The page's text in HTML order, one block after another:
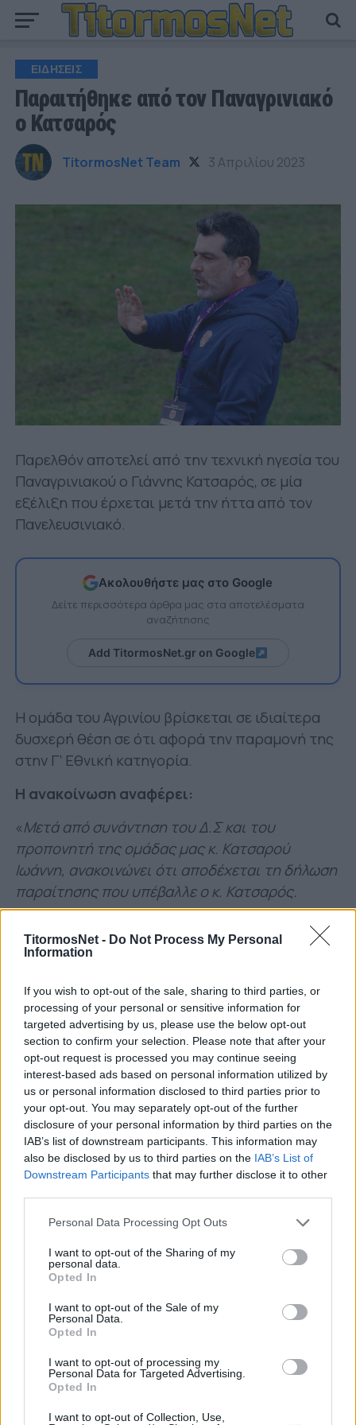
TitormosNet - Do Not Process My Personal
Information
If you wish to opt-out of the sale, sharing to third parties, or
processing of your personal or sensitive information for
targeted advertising by us, please use the below opt-out
section to confirm your selection. Please note that after your
opt-out request is processed you may continue seeing
interest-based ads based on personal information utilized by
us or personal information disclosed to third parties prior to
your opt-out. You may separately opt-out of the further
disclosure of your personal information by third parties on the
IAB’s list of downstream participants. This information may
also be disclosed by us to third parties on the IAB’s List of
Downstream Participants that may further disclose it to other
Personal Data Processing Opt Outs
I want to opt-out of the Sharing of my
personal data.
Opted In
I want to opt-out of the Sale of my
Personal Data.
Opted In
I want to opt-out of processing my
Personal Data for Targeted Advertising.
Opted In
I want to opt-out of Collection, Use,
ΕΙΔΗΣΕΙΣ
Παραιτήθηκε από τον Παναγρινιακό
ο Κατσαρός
TitormosNet Team 3 Απριλίου 2023
Παρελθόν αποτελεί από την τεχνική ηγεσία του
Παναγρινιακού ο Γιάννης Κατσαρός, σε μία
εξέλιξη που έρχεται μετά την ήττα από τον
Πανελευσινιακό.
Ακολουθήστε μας στο Google
Δείτε περισσότερα άρθρα μας στα αποτελέσματα
αναζήτησης
Add TitormosNet.gr on Google
Η ομάδα του Αγρινίου βρίσκεται σε ιδιαίτερα
δυσχερή θέση σε ότι αφορά την παραμονή της
στην Γ’ Εθνική κατηγορία.
Η ανακοίνωση αναφέρει:
«Μετά από συνάντηση του Δ.Σ και του
προπονητή της ομάδας μας κ. Κατσαρού
Ιωάννη, ανακοινώνει ότι αποδέχεται τη δήλωση
παραίτησης που υπέβαλλε ο κ. Κατσαρός.
ανθρώπους της ομάδας, να μεταπειστεί ο κ.
επέμεινε στην αρχική του απόφαση.
Μόνο καλά λόγια έχουμε να πούμε για τη
δουλειά και το ήθος του αναγνωρίζοντας ότι
έδωσε το 100% των δυνάμεων του για να
πετύχουμε τους στόχους μας.
Είμαστε σίγουροι ότι μια λαμπρή καριέρα
περιμένει στο μέλλον τον κ. Κατσαρό. Η πόρτα
του Παναγρινιακού θα είναι πάντα ανοιχτή γι’
αυτόν και φεύγει σαν φίλος».
Σε δήλωσή του αναφέρει:
Ευχαριστώ πολύ όλο το Δ.Σ του Παναγρινιακού
και κυρίως τούς δύο βασικούς χρηματοδότες
έκαναν να είμαι προπονητής σε μια από τις πιο
οργανωμένες ομάδες της κατηγορίας. Θεωρώ
ότι ο κύκλος μου στην ομάδα έκλεισε
προσπαθώντας να δουλέψω όσο πιο